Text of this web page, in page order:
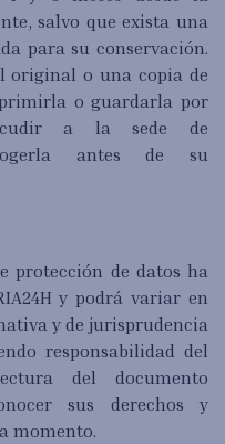
salvo que exista una
para su conservación.
original o una copia de
o guardarla por
a la sede de
antes de su
protección de datos ha
y podrá variar en
y de jurisprudencia
responsabilidad del
del documento
sus derechos y
momento.